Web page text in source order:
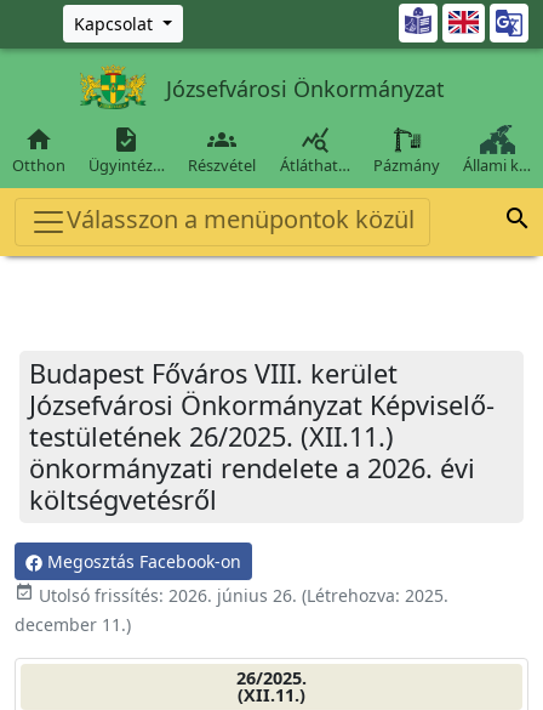
Ugrás a fő tartalomra
Kapcsolat 
Józsefvárosi Önkormányzat

Otthon

Ügyintéz…

Részvétel

Átláthat… Pázmány Állami k…
Válasszon a menüpontok közül 
Budapest Főváros VIII. kerület
Józsefvárosi Önkormányzat Képviselő-
testületének 26/2025. (XII.11.)
önkormányzati rendelete a 2026. évi
költségvetésről
Megosztás Facebook-on
event_available Utolsó frissítés: 2026. június 26. (Létrehozva: 2025.
december 11.)
26/2025.
(XII.11.)